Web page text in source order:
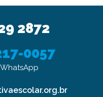
2872
0057